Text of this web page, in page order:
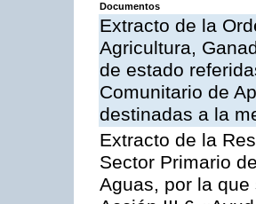
Documentos
Extracto de la
Agricultura,
de estado
Comunitario de
destinadas a la
Extracto de la
Sector Primario
Aguas, por la